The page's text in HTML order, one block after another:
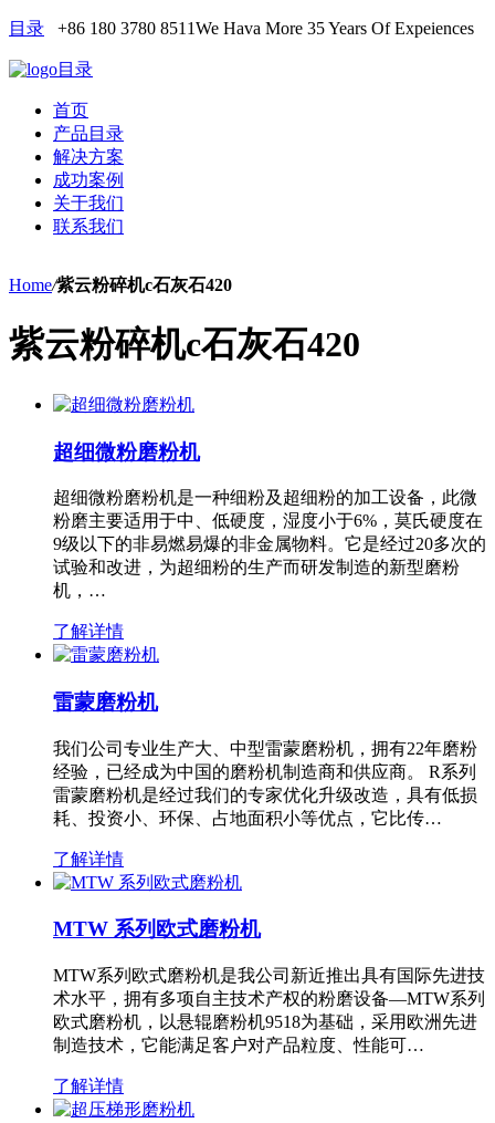
目录 +86 180 3780 8511We Hava More 35 Years Of Expeiences
目录
首页
产品目录
解决方案
成功案例
关于我们
联系我们
Home/紫云粉碎机c石灰石420
紫云粉碎机c石灰石420
超细微粉磨粉机
超细微粉磨粉机是一种细粉及超细粉的加工设备，此微
粉磨主要适用于中、低硬度，湿度小于6%，莫氏硬度在
9级以下的非易燃易爆的非金属物料。它是经过20多次的
试验和改进，为超细粉的生产而研发制造的新型磨粉
机，…
了解详情
雷蒙磨粉机
我们公司专业生产大、中型雷蒙磨粉机，拥有22年磨粉
经验，已经成为中国的磨粉机制造商和供应商。 R系列
雷蒙磨粉机是经过我们的专家优化升级改造，具有低损
耗、投资小、环保、占地面积小等优点，它比传…
了解详情
MTW 系列欧式磨粉机
MTW系列欧式磨粉机是我公司新近推出具有国际先进技
术水平，拥有多项自主技术产权的粉磨设备—MTW系列
欧式磨粉机，以悬辊磨粉机9518为基础，采用欧洲先进
制造技术，它能满足客户对产品粒度、性能可…
了解详情